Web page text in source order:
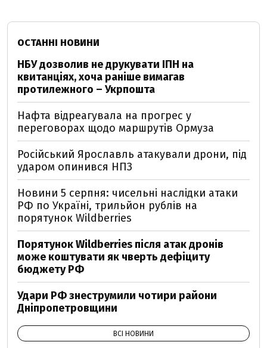
ОСТАННІ НОВИНИ
НБУ дозволив не друкувати ІПН на
квитанціях, хоча раніше вимагав
протилежного – Укрпошта
Нафта відреагувала на прогрес у
переговорах щодо маршрутів Ормуза
Російський Ярославль атакували дрони, під
ударом опинився НПЗ
Новини 5 серпня: чисельні наслідки атаки
РФ по Україні, трильйон рублів на
порятунок Wildberries
Порятунок Wildberries після атак дронів
може коштувати як чверть дефіциту
бюджету РФ
Удари РФ знеструмили чотири райони
Дніпропетровщини
ВСІ НОВИНИ